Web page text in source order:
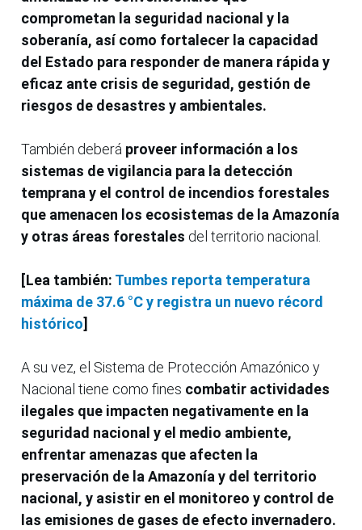
comprometan la seguridad nacional y la
soberanía, así como fortalecer la capacidad
del Estado para responder de manera rápida y
eficaz ante crisis de seguridad, gestión de
riesgos de desastres y ambientales.
También deberá proveer información a los
sistemas de vigilancia para la detección
temprana y el control de incendios forestales
que amenacen los ecosistemas de la Amazonía
y otras áreas forestales del territorio nacional.
[Lea también: Tumbes reporta temperatura
máxima de 37.6 °C y registra un nuevo récord
histórico]
A su vez, el Sistema de Protección Amazónico y
Nacional tiene como fines combatir actividades
ilegales que impacten negativamente en la
seguridad nacional y el medio ambiente,
enfrentar amenazas que afecten la
preservación de la Amazonía y del territorio
nacional, y asistir en el monitoreo y control de
las emisiones de gases de efecto invernadero.